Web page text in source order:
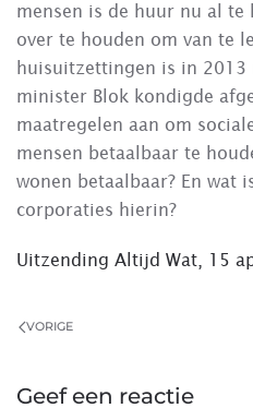
mensen is de huur nu al te
over te houden om van te
huisuitzettingen is in 2013
minister Blok kondigde
maatregelen aan om
mensen betaalbaar te
wonen betaalbaar? En wat
corporaties hierin?
Uitzending Altijd Wat, 15
VORIGE
Geef een reactie